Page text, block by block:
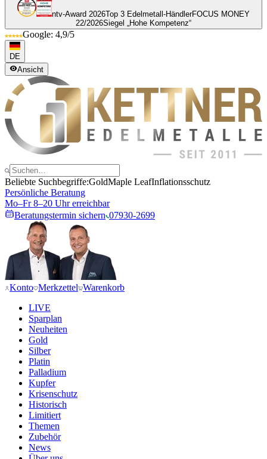
ntv-Award 2026Top 3 Edelmetall-HändlerFOCUS MONEY
22/2026Siegel „Hohe Kompetenz“
Google: 4,9/5
DE
Ansicht
Beliebte Suchbegriffe:GoldMaple LeafInflationsschutz
Persönliche Beratung
Mo–Fr 8–20 Uhr erreichbar
Beratungstermin sichern 07930-2699
Konto Merkzettel Warenkorb
LIVE
Sparplan
Neuheiten
Gold
Silber
Platin
Palladium
Kupfer
Krisenschutz
Historisch
Limitiert
Themen
Zubehör
News